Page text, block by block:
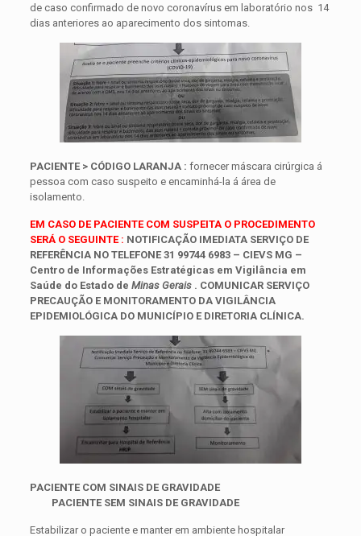
de caso confirmado de novo coronavírus em laboratório nos 14
dias anteriores ao aparecimento dos sintomas.
PACIENTE > CÓDIGO LARANJA : fornecer máscara cirúrgica á
pessoa com caso suspeito e encaminhá-la á área de
isolamento.
EM CASO DE PACIENTE COM SUSPEITA O PROCEDIMENTO
SERÁ O SEGUINTE : NOTIFICAÇÃO IMEDIATA SERVIÇO DE
REFERÊNCIA NO TELEFONE 31 99744 6983 – CIEVS MG –
Centro de Informações Estratégicas em Vigilância em
Saúde do Estado de Minas Gerais. COMUNICAR SERVIÇO
PRECAUÇÃO E MONITORAMENTO DA VIGILÂNCIA
EPIDEMIOLÓGICA DO MUNICÍPIO E DIRETORIA CLÍNICA.
PACIENTE COM SINAIS DE GRAVIDADE
PACIENTE SEM SINAIS DE GRAVIDADE
Estabilizar o paciente e manter em ambiente hospitalar